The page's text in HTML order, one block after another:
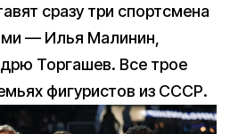
сразу три спортсмена
— Илья Малинин,
Торгашев. Все трое
фигуристов из СССР.